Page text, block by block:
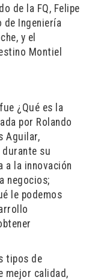
de la FQ, Felipe
de Ingeniería
y el
Montiel
¿Qué es la
por Rolando
Aguilar,
durante su
a la innovación
negocios;
le podemos
tipos de
mejor calidad,